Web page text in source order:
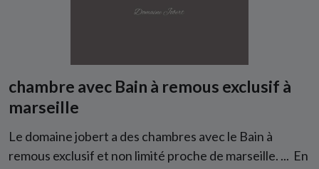
chambre avec Bain à remous exclusif à
marseille
Le domaine jobert a des chambres avec le Bain à
remous exclusif et non limité proche de marseille. ... En